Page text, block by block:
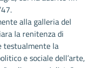
alla galleria del
la renitenza di
testualmente la
e sociale dell’arte,